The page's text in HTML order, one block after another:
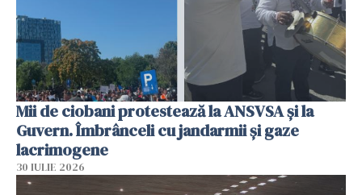
Mii de ciobani protestează la ANSVSA și la
Guvern. Îmbrânceli cu jandarmii și gaze
lacrimogene
30 IULIE 2026